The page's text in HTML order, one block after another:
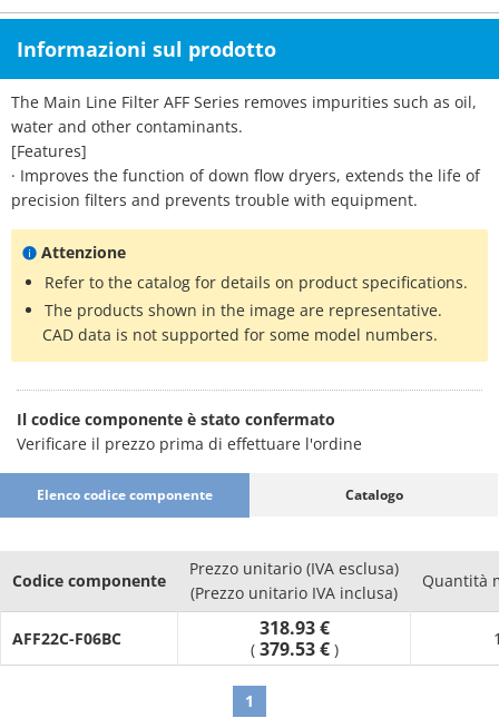
Informazioni sul prodotto
The Main Line Filter AFF Series removes impurities such as oil,
water and other contaminants.
[Features]
· Improves the function of down flow dryers, extends the life of
precision filters and prevents trouble with equipment.
Attenzione
Refer to the catalog for details on product specifications.
The products shown in the image are representative.
CAD data is not supported for some model numbers.
Il codice componente è stato confermato
Verificare il prezzo prima di effettuare l'ordine
Elenco codice componente Catalogo
Codice componente
Prezzo unitario (IVA esclusa)
(Prezzo unitario IVA inclusa)
Quantità
AFF22C-F06BC 318.93 €
( 379.53 € )
1